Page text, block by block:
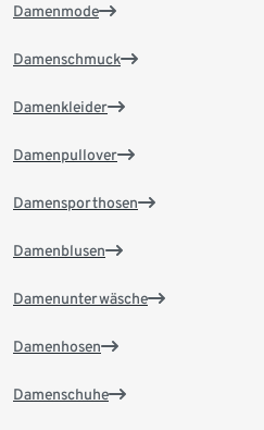
Damenmode
Damenschmuck
Damenkleider
Damenpullover
Damensporthosen
Damenblusen
Damenunterwäsche
Damenhosen
Damenschuhe